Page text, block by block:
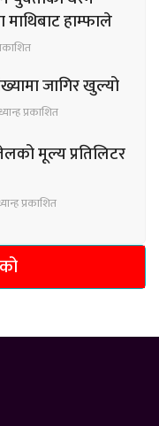
हाम्फाले
जागिर खुल्यो
प्रकाशित
मूल्य प्रतिलिटर
प्रकाशित